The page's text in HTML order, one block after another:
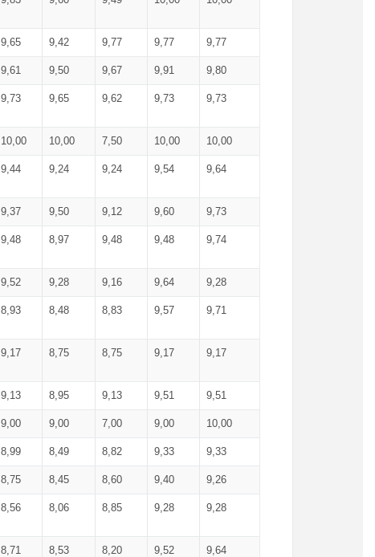
9,65 9,42 9,77 9,77 9,77
9,61 9,50 9,67 9,91 9,80
9,73 9,65 9,62 9,73 9,73
10,00 10,00 7,50 10,00 10,00
9,44 9,24 9,24 9,54 9,64
9,37 9,50 9,12 9,60 9,73
9,48 8,97 9,48 9,48 9,74
9,52 9,28 9,16 9,64 9,28
8,93 8,48 8,83 9,57 9,71
9,17 8,75 8,75 9,17 9,17
9,13 8,95 9,13 9,51 9,51
9,00 9,00 7,00 9,00 10,00
8,99 8,49 8,82 9,33 9,33
8,75 8,45 8,60 9,40 9,26
8,56 8,06 8,85 9,28 9,28
8,71 8,53 8,20 9,52 9,64